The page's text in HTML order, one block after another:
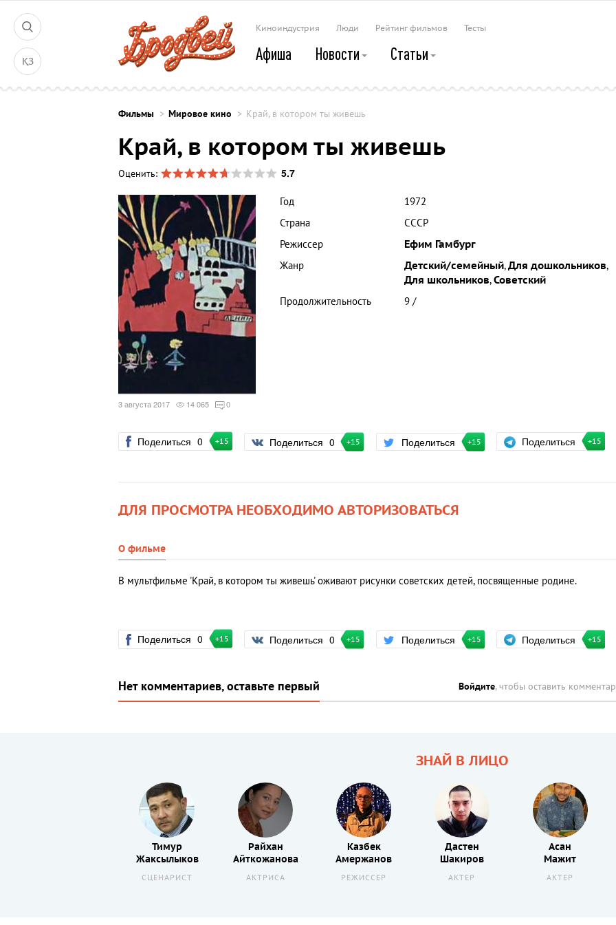
ҚЗ
Киноиндустрия Люди Рейтинг фильмов Тесты
Афиша Новости Статьи
Фильмы Мировое кино Край, в котором ты живешь
Край, в котором ты живешь
Оценить: 5.7
3 августа 2017 14 065 0
Год
1972
Страна
СССР
Режиссер
Ефим Гамбург
Жанр
Детский/семейный,Для дошкольников,
Для школьников,Советский
Продолжительность
9 /
Поделиться 0 +15 Поделиться 0 +15 Поделиться +15 Поделиться +15
ДЛЯ ПРОСМОТРА НЕОБХОДИМО АВТОРИЗОВАТЬСЯ
О фильме
В мультфильме 'Край, в котором ты живешь' оживают рисунки советских детей, посвященные родине.
Поделиться 0 +15 Поделиться 0 +15 Поделиться +15 Поделиться +15
Нет комментариев, оставьте первый Войдите, чтобы оставить
ЗНАЙ В ЛИЦО
Тимур
Жаксылыков
СЦЕНАРИСТ
Райхан
Айткожанова
АКТРИСА
Казбек
Амержанов
РЕЖИССЕР
Дастен
Шакиров
АКТЕР
Асан
Мажит
АКТЕР